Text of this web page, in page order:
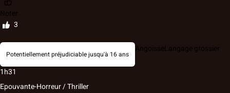
Noter
3
Potentiellement préjudiciable jusqu'à 16 ans
AngoisseLangage grossier
1h31
Epouvante-Horreur / Thriller